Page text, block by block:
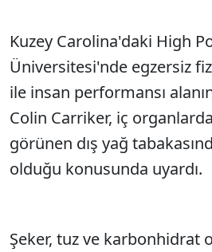
Kuzey Carolina'daki High
Üniversitesi'nde egzersiz
ile insan performansı
Colin Carriker, iç
görünen dış yağ
olduğu konusunda uyardı.
Şeker, tuz ve karbonhidrat